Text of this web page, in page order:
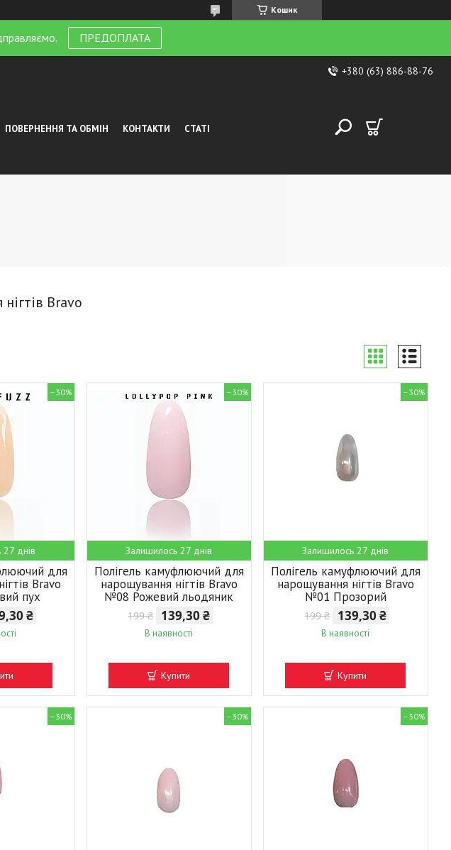
Кошик
ПРЕДОПЛАТА
+380 (63) 886-88-76
ПОВЕРНЕННЯ ТА ОБМІН КОНТАКТИ СТАТІ
Bravo
–30%
днів
для
Bravo
пух
₴
–30%
Залишилось 27 днів
Полігель камуфлюючий для
нарощування нігтів Bravo
№08 Рожевий льодяник
199 ₴ 139,30 ₴
В наявності
Купити
–30%
Залишилось 27 днів
Полігель камуфлюючий для
нарощування нігтів Bravo
№01 Прозорий
199 ₴ 139,30 ₴
В наявності
Купити
–30% –30% –30%